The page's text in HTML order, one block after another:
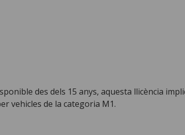
des dels 15 anys, aquesta llicència
vehicles de la categoria M1.